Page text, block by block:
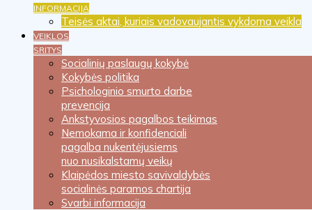
INFORMACIJA
Teisės aktai, kuriais vadovaujantis vykdoma veikla
VEIKLOS
SRITYS
Socialinių paslaugų kokybė
Kokybės politika
Psichologinio smurto darbe
prevencija
Ankstyvosios pagalbos teikimas
Nemokama ir konfidenciali
pagalba nukentėjusiems
nuo nusikalstamų veikų
Klaipėdos miesto savivaldybės
socialinės paramos chartija
Svarbi informacija